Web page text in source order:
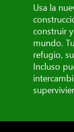
Usa la
construir
mundo.
refugio,
Incluso